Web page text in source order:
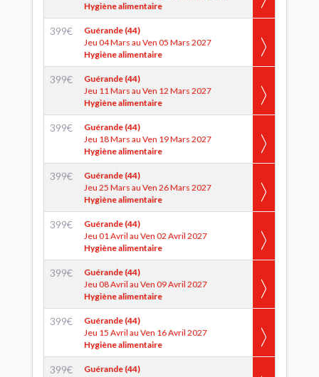
Hygiène alimentaire
399€
Guérande (44)
Jeu 04 Mars au Ven 05 Mars 2027
Hygiène alimentaire
399€
Guérande (44)
Jeu 11 Mars au Ven 12 Mars 2027
Hygiène alimentaire
399€
Guérande (44)
Jeu 18 Mars au Ven 19 Mars 2027
Hygiène alimentaire
399€
Guérande (44)
Jeu 25 Mars au Ven 26 Mars 2027
Hygiène alimentaire
399€
Guérande (44)
Jeu 01 Avril au Ven 02 Avril 2027
Hygiène alimentaire
399€
Guérande (44)
Jeu 08 Avril au Ven 09 Avril 2027
Hygiène alimentaire
399€
Guérande (44)
Jeu 15 Avril au Ven 16 Avril 2027
Hygiène alimentaire
399€
Guérande (44)